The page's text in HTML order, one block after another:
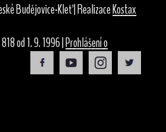
Budějovice-Kleť | RealizaceKostax
od 1. 9. 1996 |Prohlášení o